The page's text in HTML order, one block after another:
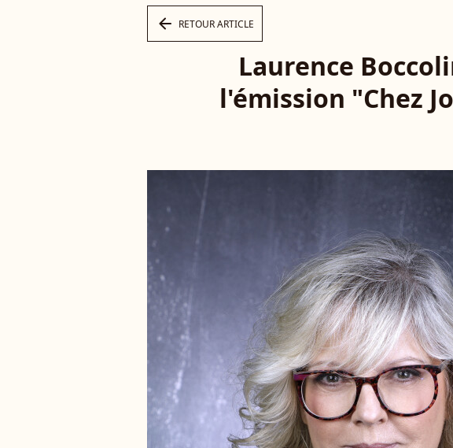
arrow_left RETOUR ARTICLE
Laurence
l'émission "Chez